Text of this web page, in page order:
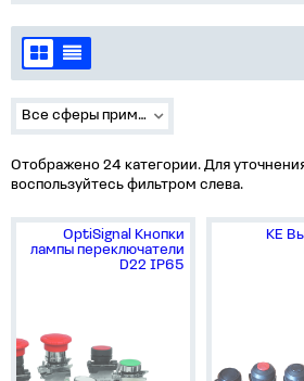
Все сферы применения
Отображено 24 категории. Для
воспользуйтесь фильтром слева.
OptiSignal Кнопки
лампы переключатели
D22 IP65
КЕ